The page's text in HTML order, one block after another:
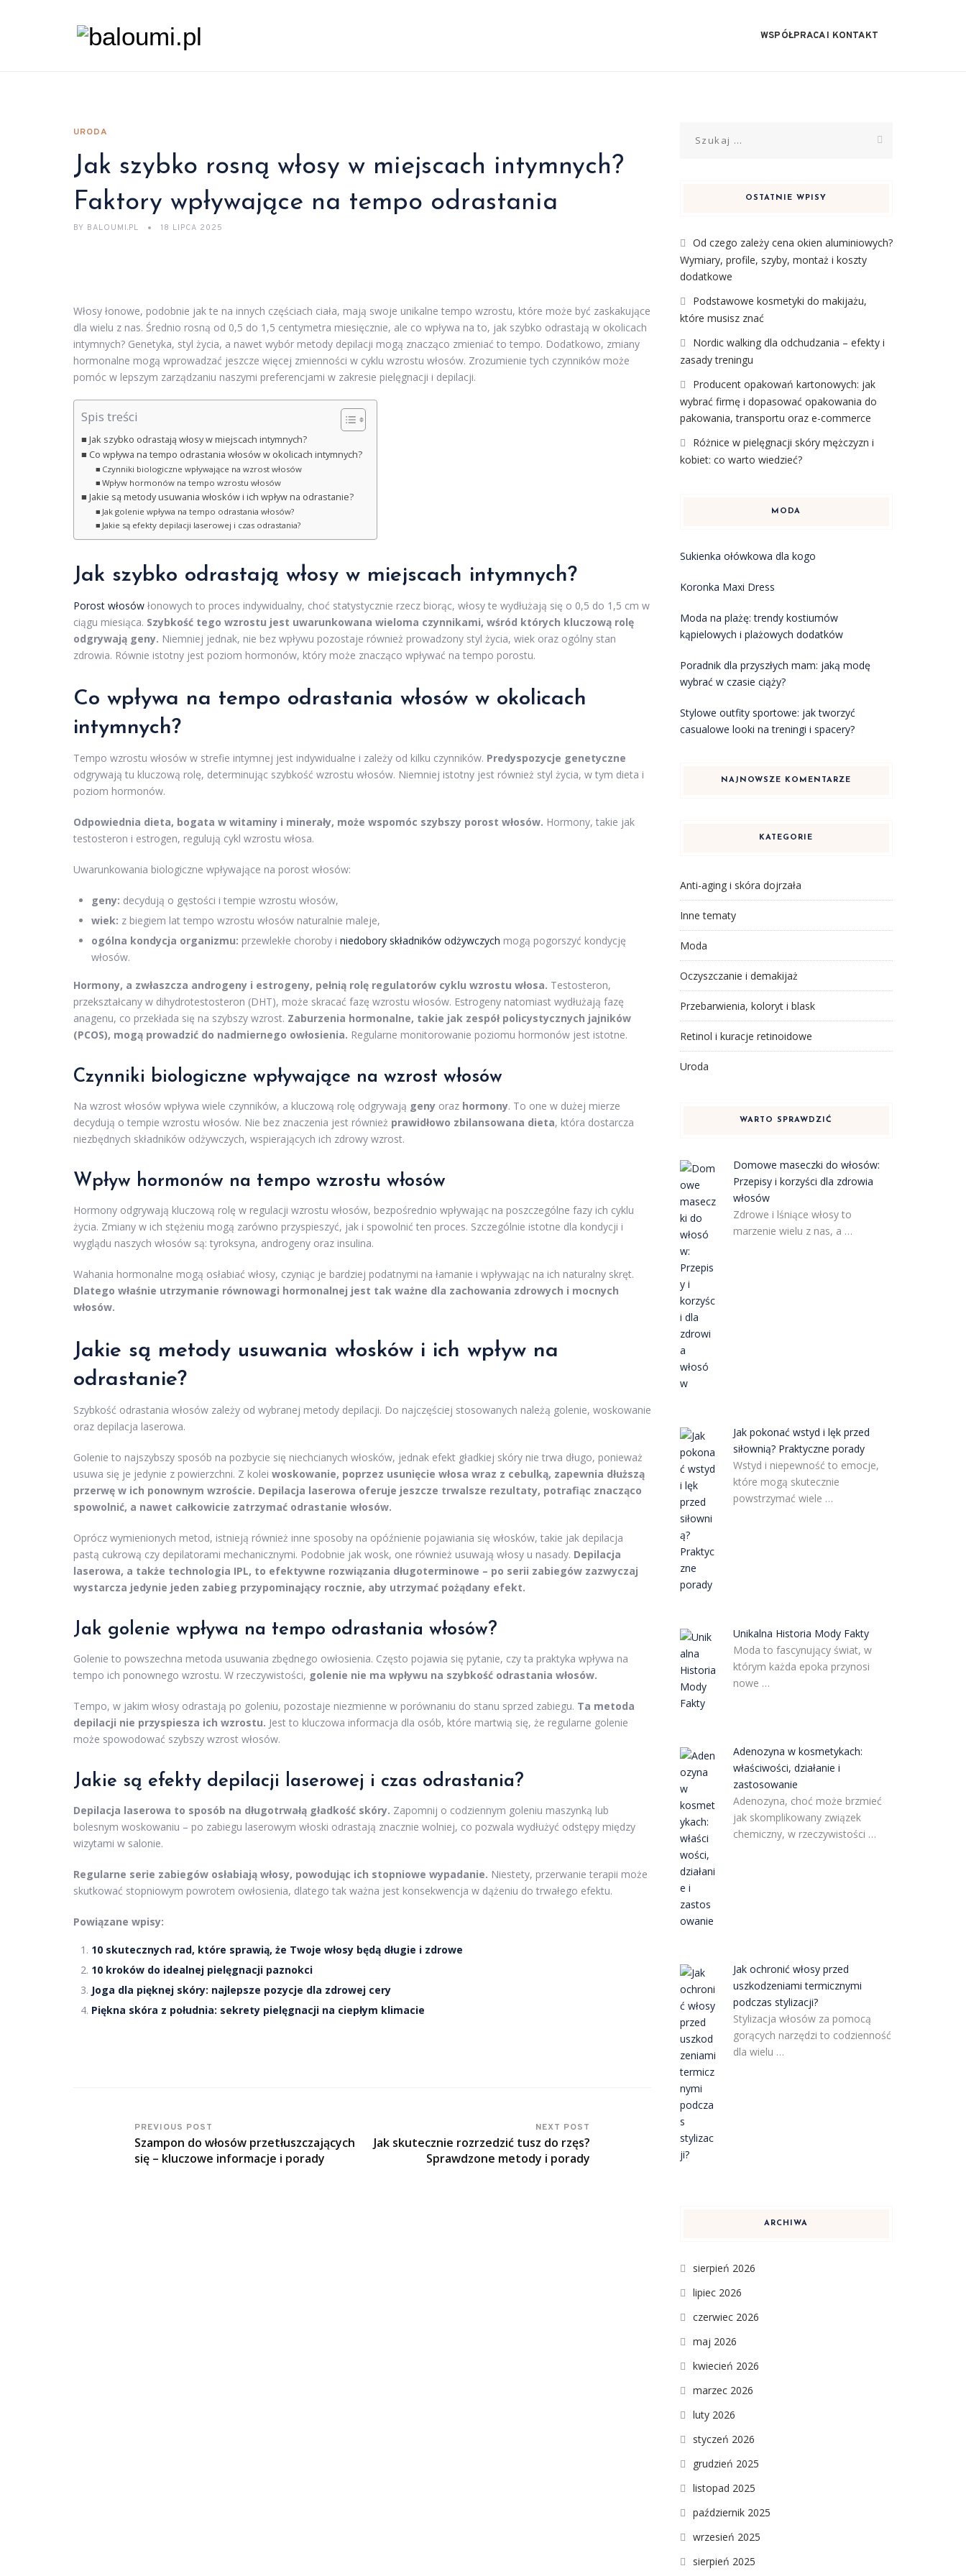
WSPÓŁPRACA I KONTAKT
URODA
Jak szybko rosną włosy w miejscach intymnych?
Faktory wpływające na tempo odrastania
BY BALOUMI.PL 18 LIPCA 2025
Włosy łonowe, podobnie jak te na innych częściach ciała, mają swoje unikalne tempo wzrostu, które może być zaskakujące
dla wielu z nas. Średnio rosną od 0,5 do 1,5 centymetra miesięcznie, ale co wpływa na to, jak szybko odrastają w okolicach
intymnych? Genetyka, styl życia, a nawet wybór metody depilacji mogą znacząco zmieniać to tempo. Dodatkowo, zmiany
hormonalne mogą wprowadzać jeszcze więcej zmienności w cyklu wzrostu włosów. Zrozumienie tych czynników może
pomóc w lepszym zarządzaniu naszymi preferencjami w zakresie pielęgnacji i depilacji.
Spis treści
Jak szybko odrastają włosy w miejscach intymnych?
Co wpływa na tempo odrastania włosów w okolicach intymnych?
Czynniki biologiczne wpływające na wzrost włosów
Wpływ hormonów na tempo wzrostu włosów
Jakie są metody usuwania włosków i ich wpływ na odrastanie?
Jak golenie wpływa na tempo odrastania włosów?
Jakie są efekty depilacji laserowej i czas odrastania?
Jak szybko odrastają włosy w miejscach intymnych?
Porost włosów łonowych to proces indywidualny, choć statystycznie rzecz biorąc, włosy te wydłużają się o 0,5 do 1,5 cm w
ciągu miesiąca. Szybkość tego wzrostu jest uwarunkowana wieloma czynnikami, wśród których kluczową rolę
odgrywają geny. Niemniej jednak, nie bez wpływu pozostaje również prowadzony styl życia, wiek oraz ogólny stan
zdrowia. Równie istotny jest poziom hormonów, który może znacząco wpływać na tempo porostu.
Co wpływa na tempo odrastania włosów w okolicach
intymnych?
Tempo wzrostu włosów w strefie intymnej jest indywidualne i zależy od kilku czynników. Predyspozycje genetyczne
odgrywają tu kluczową rolę, determinując szybkość wzrostu włosów. Niemniej istotny jest również styl życia, w tym dieta i
poziom hormonów.
Odpowiednia dieta, bogata w witaminy i minerały, może wspomóc szybszy porost włosów. Hormony, takie jak
testosteron i estrogen, regulują cykl wzrostu włosa.
Uwarunkowania biologiczne wpływające na porost włosów:
geny: decydują o gęstości i tempie wzrostu włosów,
wiek: z biegiem lat tempo wzrostu włosów naturalnie maleje,
ogólna kondycja organizmu: przewlekłe choroby i niedobory składników odżywczych mogą pogorszyć kondycję
włosów.
Hormony, a zwłaszcza androgeny i estrogeny, pełnią rolę regulatorów cyklu wzrostu włosa. Testosteron,
przekształcany w dihydrotestosteron (DHT), może skracać fazę wzrostu włosów. Estrogeny natomiast wydłużają fazę
anagenu, co przekłada się na szybszy wzrost. Zaburzenia hormonalne, takie jak zespół policystycznych jajników
(PCOS), mogą prowadzić do nadmiernego owłosienia. Regularne monitorowanie poziomu hormonów jest istotne.
Czynniki biologiczne wpływające na wzrost włosów
Na wzrost włosów wpływa wiele czynników, a kluczową rolę odgrywają geny oraz hormony. To one w dużej mierze
decydują o tempie wzrostu włosów. Nie bez znaczenia jest również prawidłowo zbilansowana dieta, która dostarcza
niezbędnych składników odżywczych, wspierających ich zdrowy wzrost.
Wpływ hormonów na tempo wzrostu włosów
Hormony odgrywają kluczową rolę w regulacji wzrostu włosów, bezpośrednio wpływając na poszczególne fazy ich cyklu
życia. Zmiany w ich stężeniu mogą zarówno przyspieszyć, jak i spowolnić ten proces. Szczególnie istotne dla kondycji i
wyglądu naszych włosów są: tyroksyna, androgeny oraz insulina.
Wahania hormonalne mogą osłabiać włosy, czyniąc je bardziej podatnymi na łamanie i wpływając na ich naturalny skręt.
Dlatego właśnie utrzymanie równowagi hormonalnej jest tak ważne dla zachowania zdrowych i mocnych
włosów.
Jakie są metody usuwania włosków i ich wpływ na
odrastanie?
Szybkość odrastania włosów zależy od wybranej metody depilacji. Do najczęściej stosowanych należą golenie, woskowanie
oraz depilacja laserowa.
Golenie to najszybszy sposób na pozbycie się niechcianych włosków, jednak efekt gładkiej skóry nie trwa długo, ponieważ
usuwa się je jedynie z powierzchni. Z kolei woskowanie, poprzez usunięcie włosa wraz z cebulką, zapewnia dłuższą
przerwę w ich ponownym wzroście. Depilacja laserowa oferuje jeszcze trwalsze rezultaty, potrafiąc znacząco
spowolnić, a nawet całkowicie zatrzymać odrastanie włosów.
Oprócz wymienionych metod, istnieją również inne sposoby na opóźnienie pojawiania się włosków, takie jak depilacja
pastą cukrową czy depilatorami mechanicznymi. Podobnie jak wosk, one również usuwają włosy u nasady. Depilacja
laserowa, a także technologia IPL, to efektywne rozwiązania długoterminowe – po serii zabiegów zazwyczaj
wystarcza jedynie jeden zabieg przypominający rocznie, aby utrzymać pożądany efekt.
Jak golenie wpływa na tempo odrastania włosów?
Golenie to powszechna metoda usuwania zbędnego owłosienia. Często pojawia się pytanie, czy ta praktyka wpływa na
tempo ich ponownego wzrostu. W rzeczywistości, golenie nie ma wpływu na szybkość odrastania włosów.
Tempo, w jakim włosy odrastają po goleniu, pozostaje niezmienne w porównaniu do stanu sprzed zabiegu. Ta metoda
depilacji nie przyspiesza ich wzrostu. Jest to kluczowa informacja dla osób, które martwią się, że regularne golenie
może spowodować szybszy wzrost włosów.
Jakie są efekty depilacji laserowej i czas odrastania?
Depilacja laserowa to sposób na długotrwałą gładkość skóry. Zapomnij o codziennym goleniu maszynką lub
bolesnym woskowaniu – po zabiegu laserowym włoski odrastają znacznie wolniej, co pozwala wydłużyć odstępy między
wizytami w salonie.
Regularne serie zabiegów osłabiają włosy, powodując ich stopniowe wypadanie. Niestety, przerwanie terapii może
skutkować stopniowym powrotem owłosienia, dlatego tak ważna jest konsekwencja w dążeniu do trwałego efektu.
Powiązane wpisy:
10 skutecznych rad, które sprawią, że Twoje włosy będą długie i zdrowe
10 kroków do idealnej pielęgnacji paznokci
Joga dla pięknej skóry: najlepsze pozycje dla zdrowej cery
Piękna skóra z południa: sekrety pielęgnacji na ciepłym klimacie
PREVIOUS POST
Szampon do włosów przetłuszczających
się – kluczowe informacje i porady
NEXT POST
Jak skutecznie rozrzedzić tusz do rzęs?
Sprawdzone metody i porady
OSTATNIE WPISY
Od czego zależy cena okien aluminiowych?
Wymiary, profile, szyby, montaż i koszty
dodatkowe
Podstawowe kosmetyki do makijażu,
które musisz znać
Nordic walking dla odchudzania – efekty i
zasady treningu
Producent opakowań kartonowych: jak
wybrać firmę i dopasować opakowania do
pakowania, transportu oraz e-commerce
Różnice w pielęgnacji skóry mężczyzn i
kobiet: co warto wiedzieć?
MODA
Sukienka ołówkowa dla kogo
Koronka Maxi Dress
Moda na plażę: trendy kostiumów
kąpielowych i plażowych dodatków
Poradnik dla przyszłych mam: jaką modę
wybrać w czasie ciąży?
Stylowe outfity sportowe: jak tworzyć
casualowe looki na treningi i spacery?
NAJNOWSZE KOMENTARZE
KATEGORIE
Anti-aging i skóra dojrzała
Inne tematy
Moda
Oczyszczanie i demakijaż
Przebarwienia, koloryt i blask
Retinol i kuracje retinoidowe
Uroda
WARTO SPRAWDZIĆ
Domowe maseczki do włosów:
Przepisy i korzyści dla zdrowia
włosów
Zdrowe i lśniące włosy to
marzenie wielu z nas, a …
Jak pokonać wstyd i lęk przed
siłownią? Praktyczne porady
Wstyd i niepewność to emocje,
które mogą skutecznie
powstrzymać wiele …
Unikalna Historia Mody Fakty
Moda to fascynujący świat, w
którym każda epoka przynosi
nowe …
Adenozyna w kosmetykach:
właściwości, działanie i
zastosowanie
Adenozyna, choć może brzmieć
jak skomplikowany związek
chemiczny, w rzeczywistości …
Jak ochronić włosy przed
uszkodzeniami termicznymi
podczas stylizacji?
Stylizacja włosów za pomocą
gorących narzędzi to codzienność
dla wielu …
ARCHIWA
sierpień 2026
lipiec 2026
czerwiec 2026
maj 2026
kwiecień 2026
marzec 2026
luty 2026
styczeń 2026
grudzień 2025
listopad 2025
październik 2025
wrzesień 2025
sierpień 2025